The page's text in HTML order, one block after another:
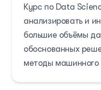
Курс по Data
анализировать и
большие объёмы
обоснованных
методы машинного